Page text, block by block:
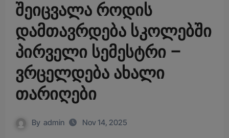
შეიცვალა როდის
დამთავრდება სკოლებში
პირველი სემესტრი –
ვრცელდება ახალი
თარიღები
By admin Nov 14, 2025